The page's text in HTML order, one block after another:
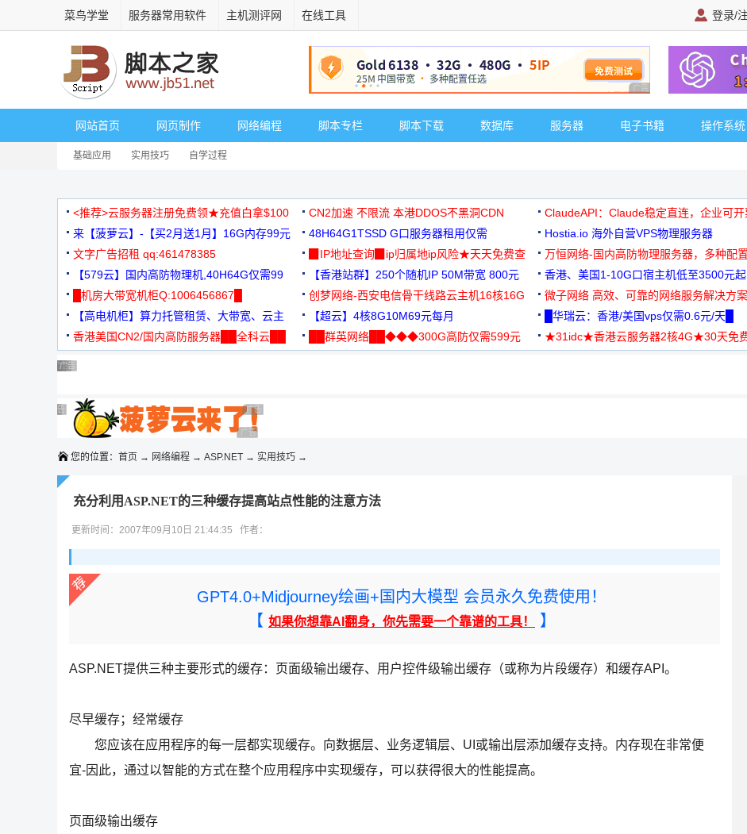
菜鸟学堂 服务器常用软件 主机测评网 在线工具 登录/
广告 商业广告，理性选择
网站首页 网页制作 网络编程 脚本专栏 脚本下载 数据库 服务器 电子书籍 操作系统
基础应用 实用技巧 自学过程
<推荐>云服务器注册免费领★充值白拿$100 CN2加速 不限流 本港DDOS不黑洞CDN ClaudeAPI：Claude稳定直连，企业可开
来【菠萝云】-【买2月送1月】16G内存99元
48H64G1TSSD G口服务器租用仅需
3000+可免费测试
Hostia.io 海外自营VPS物理服务器
文字广告招租 qq:461478385
▉IP地址查询▉ip归属地ip风险★天天免费查
万恒网络-国内高防物理服务器，多种配
99元/月起
【579云】国内高防物理机,40H64G仅需99
元
【香港站群】250个随机IP 50M带宽 800元 香港、美国1-10G口宿主机低至3500元起
█机房大带宽机柜Q:1006456867█
创梦网络-西安电信骨干线路云主机16核16G
88元/月
微子网络 高效、可靠的网络服务解决方案
【高电机柜】算力托管租赁、大带宽、云主
机
【超云】4核8G10M69元每月 █华瑞云：香港/美国vps仅需0.6元/天█
香港美国CN2/国内高防服务器██全科云██
██群英网络██◆◆◆300G高防仅需599元
★31idc★香港云服务器2核4G★30天免
广告 商业广告，理性选择
广告 商业广告，理性选择
广告 商业广告，理性选择
广告 商业广告，理性选择
广告 商业广告，理性选择
广告 商业广告，理性选择
广告 商业广告，理性选择
广告 商业广告，理性选择
广告 商业广告，理性选择
广告 商业广告，理性选择
您的位置： 首页 → 网络编程 → ASP.NET → 实用技巧 →
充分利用ASP.NET的三种缓存提高站点性能的注意方法
更新时间：2007年09月10日 21:44:35 作者：
GPT4.0+Midjourney绘画+国内大模型 会员永久免费使用！
【 如果你想靠AI翻身，你先需要一个靠谱的工具！ 】
ASP.NET提供三种主要形式的缓存：页面级输出缓存、用户控件级输出缓存（或称为片段缓存）和缓存API。
尽早缓存；经常缓存
您应该在应用程序的每一层都实现缓存。向数据层、业务逻辑层、UI或输出层添加缓存支持。内存现在非常便
宜-因此，通过以智能的方式在整个应用程序中实现缓存，可以获得很大的性能提高。
页面级输出缓存